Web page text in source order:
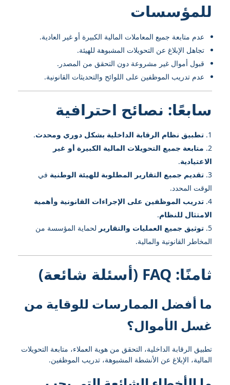
للمؤسسات
عدم متابعة جميع المعاملات المالية الكبيرة أو غير العادية.
تجاهل الإبلاغ عن التحويلات المشبوهة للهيئة.
قبول أموال غير مشروعة دون التحقق من المصدر.
عدم تدريب الموظفين على اللوائح والتحديثات القانونية.
سابعًا: نصائح احترافية
تطبيق نظام الرقابة الداخلية بشكل دوري ومحدث.
متابعة جميع التحويلات المالية الكبيرة أو غير
الاعتيادية.
تقديم جميع التقارير المطلوبة للهيئة الوطنية في
الوقت المحدد.
تدريب الموظفين على الإجراءات القانونية وأهمية
الامتثال للنظام.
توثيق جميع العمليات والتقارير لحماية المؤسسة من
المخاطر القانونية والمالية.
ثامنًا: FAQ (أسئلة شائعة)
ما أفضل الممارسات للوقاية من
غسل الأموال؟
تطبيق الرقابة الداخلية، التحقق من هوية العملاء، متابعة التحويلات
المالية، الإبلاغ عن الأنشطة المشبوهة، تدريب الموظفين.